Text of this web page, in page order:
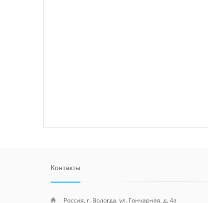
Контакты
Россия, г. Вологда, ул. Гончарная, д. 4а